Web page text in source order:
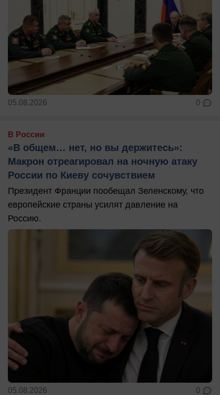
05.08.2026 0
В России
«В общем… нет, но вы держитесь»:
Макрон отреагировал на ночную атаку
России по Киеву сочувствием
Президент Франции пообещал Зеленскому, что
европейские страны усилят давление на
Россию.
05.08.2026 0